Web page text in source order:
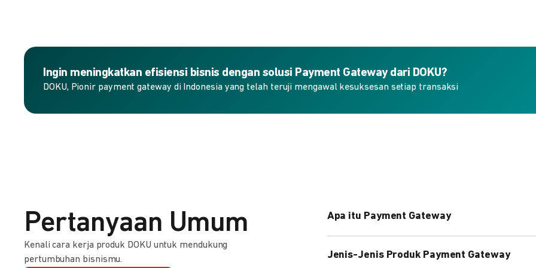
Ingin meningkatkan efisiensi bisnis dengan solusi Payment Gateway dari DOKU?
DOKU, Pionir payment gateway di Indonesia yang telah teruji mengawal kesuksesan setiap transaksi
Pertanyaan Umum
Kenali cara kerja produk DOKU untuk mendukung
pertumbuhan bisnismu.
Apa itu Payment Gateway
mengamankan transaksi pembayaran online.
Jenis-Jenis Produk Payment Gateway